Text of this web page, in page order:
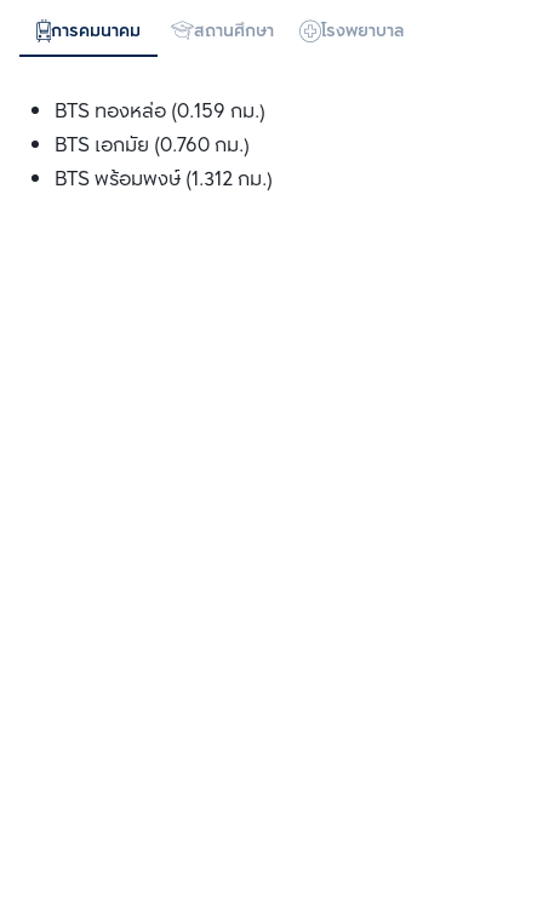
การคมนาคม สถานศึกษา โรงพยาบาล
BTS ทองหล่อ (0.159 กม.)
BTS เอกมัย (0.760 กม.)
BTS พร้อมพงษ์ (1.312 กม.)